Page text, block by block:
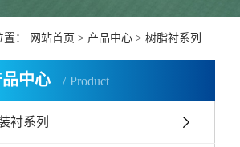
置： 网站首页 > 产品中心> 树脂衬系列
中心 Product
衬系列